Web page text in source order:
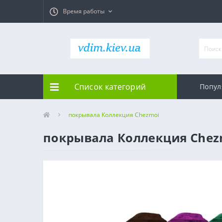
Время работы
Список категорий
покрывала Коллекция Chezmoi
покрывала Коллекция